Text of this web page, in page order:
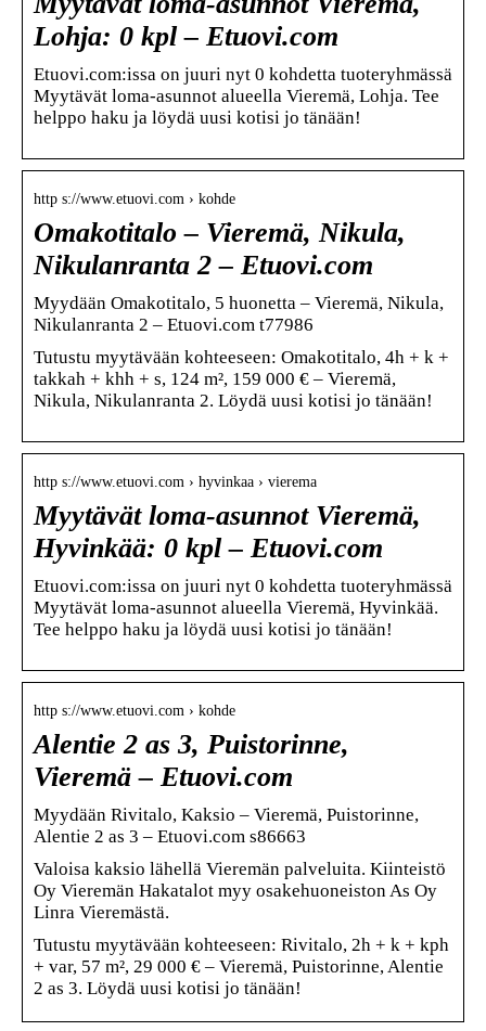
Lohja: 0 kpl – Etuovi.com
Etuovi.com:issa on juuri nyt 0 kohdetta tuoteryhmässä
Myytävät loma-asunnot alueella Vieremä, Lohja. Tee
helppo haku ja löydä uusi kotisi jo tänään!
http s://www.etuovi.com › kohde
Omakotitalo – Vieremä, Nikula,
Nikulanranta 2 – Etuovi.com
Myydään Omakotitalo, 5 huonetta – Vieremä, Nikula,
Nikulanranta 2 – Etuovi.com t77986
Tutustu myytävään kohteeseen: Omakotitalo, 4h + k +
takkah + khh + s, 124 m², 159 000 € – Vieremä,
Nikula, Nikulanranta 2. Löydä uusi kotisi jo tänään!
http s://www.etuovi.com › hyvinkaa › vierema
Myytävät loma-asunnot Vieremä,
Hyvinkää: 0 kpl – Etuovi.com
Etuovi.com:issa on juuri nyt 0 kohdetta tuoteryhmässä
Myytävät loma-asunnot alueella Vieremä, Hyvinkää.
Tee helppo haku ja löydä uusi kotisi jo tänään!
http s://www.etuovi.com › kohde
Alentie 2 as 3, Puistorinne,
Vieremä – Etuovi.com
Myydään Rivitalo, Kaksio – Vieremä, Puistorinne,
Alentie 2 as 3 – Etuovi.com s86663
Valoisa kaksio lähellä Vieremän palveluita. Kiinteistö
Oy Vieremän Hakatalot myy osakehuoneiston As Oy
Linra Vieremästä.
Tutustu myytävään kohteeseen: Rivitalo, 2h + k + kph
+ var, 57 m², 29 000 € – Vieremä, Puistorinne, Alentie
2 as 3. Löydä uusi kotisi jo tänään!